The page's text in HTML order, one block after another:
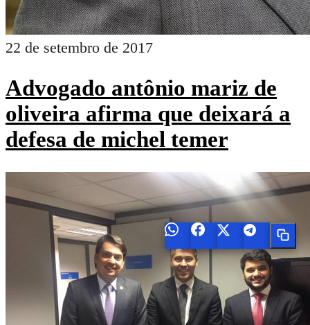
22 de setembro de 2017
Advogado antônio mariz de
oliveira afirma que deixará a
defesa de michel temer